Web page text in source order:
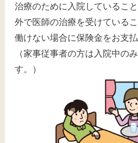
治療のために入院しているこ
外で医師の治療を受けている
働けない場合に保険金をお支払
（家事従事者の方は入院中の
す。）